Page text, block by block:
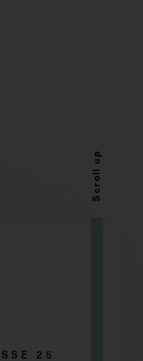
Scroll up
2 5